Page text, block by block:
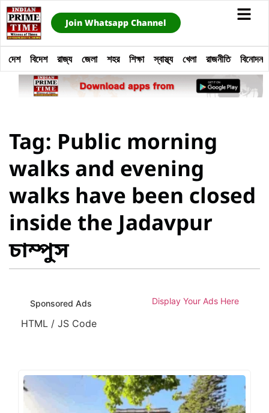
Join Whatsapp Channel
দেশ বিদেশ রাজ্য জেলা শহর শিক্ষা স্বাস্থ্য খেলা রাজনীতি বিনোদন
Tag: Public morning
walks and evening
walks have been closed
inside the Jadavpur
চাম্পুস
Sponsored Ads Display Your Ads Here
HTML / JS Code